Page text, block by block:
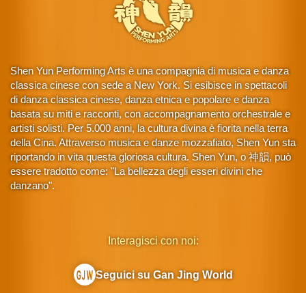
Shen Yun Performing Arts è una compagnia di musica e danza
classica cinese con sede a New York. Si esibisce in spettacoli
di danza classica cinese, danza etnica e popolare e danza
basata su miti e racconti, con accompagnamento orchestrale e
artisti solisti. Per 5.000 anni, la cultura divina è fiorita nella terra
della Cina. Attraverso musica e danze mozzafiato, Shen Yun sta
riportando in vita questa gloriosa cultura. Shen Yun, o 神韻, può
essere tradotto come: "La bellezza degli esseri divini che
danzano".
Interagisci con noi:
Seguici su Gan Jing World